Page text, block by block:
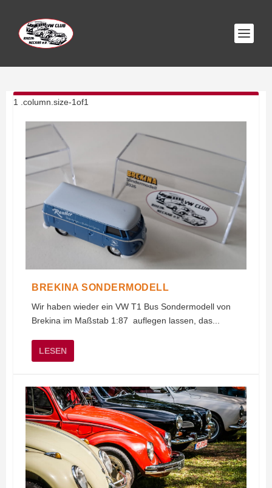
BREKINA SONDERMODELL
Wir haben wieder ein VW T1 Bus Sondermodell von
Brekina im Maßstab 1:87 auflegen lassen, das...
LESEN